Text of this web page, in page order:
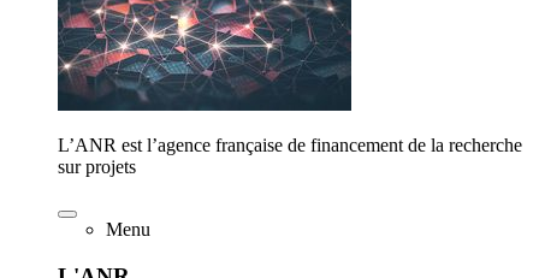
L’ANR est l’agence française de financement de la recherche
sur projets
Menu